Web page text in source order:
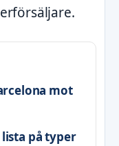
mot
på typer